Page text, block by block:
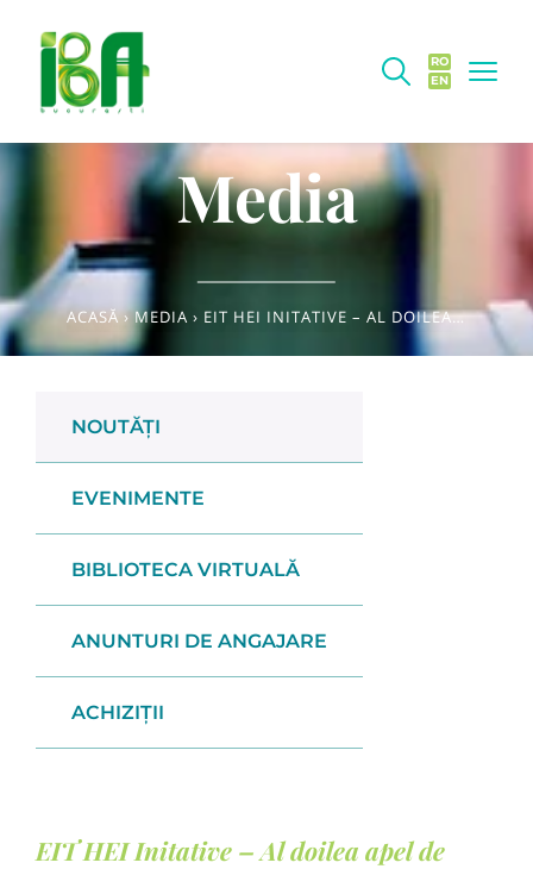
RO
EN
Media
ACASĂ › MEDIA › EIT HEI INITATIVE – AL DOILEA APEL DE PROPUNERI DE PROIECTE
NOUTĂȚI
EVENIMENTE
BIBLIOTECA VIRTUALĂ
ANUNTURI DE ANGAJARE
ACHIZIȚII
EIT HEI Initative – Al doilea apel de